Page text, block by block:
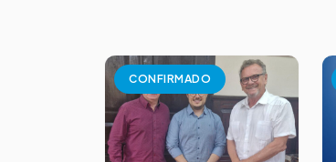
CONFIRMADO